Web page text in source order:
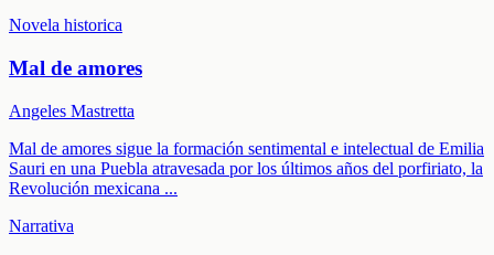
Novela historica
Mal de amores
Angeles Mastretta
Mal de amores sigue la formación sentimental e intelectual de Emilia
Sauri en una Puebla atravesada por los últimos años del porfiriato, la
Revolución mexicana ...
Narrativa